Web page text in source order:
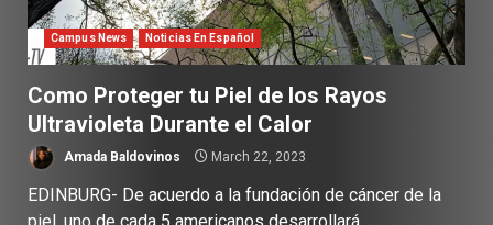
Campus News Noticias En Español
Como Proteger tu Piel de los Rayos
Ultravioleta Durante el Calor
Amada Baldovinos March 22, 2023
EDINBURG- De acuerdo a la fundación de cáncer de la